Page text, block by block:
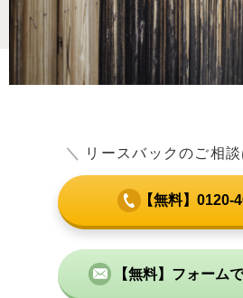
＼ リースバックのご相談
【無料】0120-
【無料】フォーム